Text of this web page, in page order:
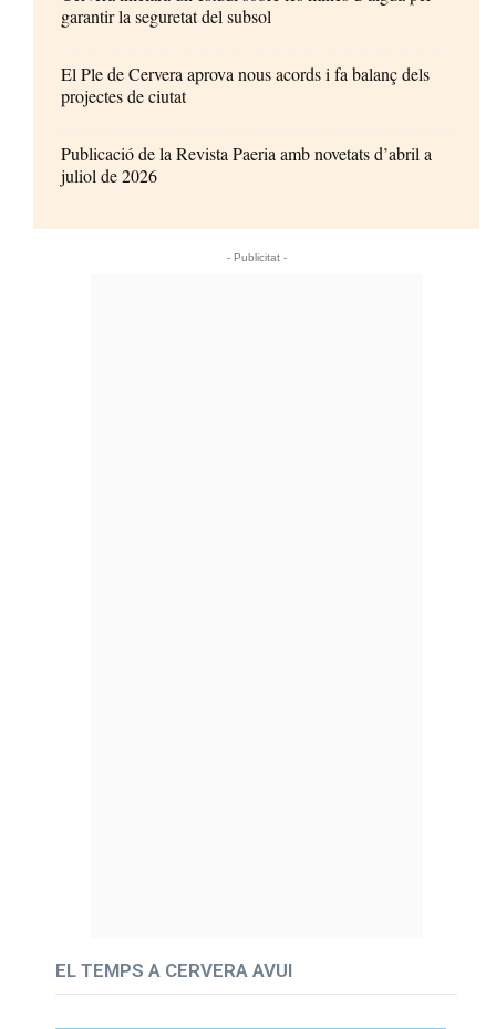
garantir la seguretat del subsol
El Ple de Cervera aprova nous acords i fa balanç dels
projectes de ciutat
Publicació de la Revista Paeria amb novetats d’abril a
juliol de 2026
- Publicitat -
EL TEMPS A CERVERA AVUI